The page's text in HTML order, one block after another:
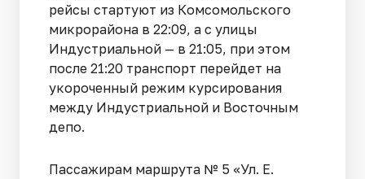
рейсы стартуют из Комсомольского
микрорайона в 22:09, а с улицы
Индустриальной — в 21:05, при этом
после 21:20 транспорт перейдет на
укороченный режим курсирования
между Индустриальной и Восточным
депо.
Пассажирам маршрута № 5 «Ул. Е.